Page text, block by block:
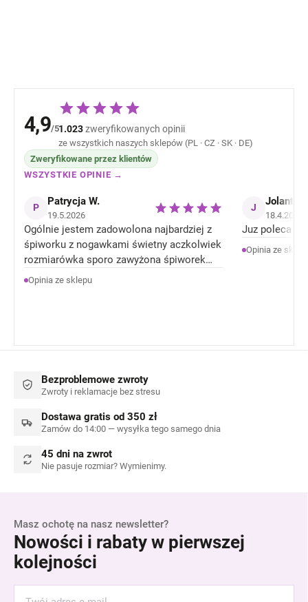
4,9/51.023zweryfikowanych opinii
ze wszystkich naszych sklepów (PL · CZ · SK · DE)
Zweryfikowane przez klientów
WSZYSTKIE OPINIE →
P Patrycja W.
19.5.2026
Ogólnie jestem zadowolona najbardziej z
śpiworku z nogawkami świetny aczkolwiek
rozmiarówka sporo zawyżona śpiworek
rozmiar 92 jest jak 104 rozmiar . Ale
Opinia ze sklepu
J Jolanta
18.4.2026
Juz poleca
Opinia ze
Bezproblemowe zwroty
Zwroty i reklamacje bez stresu
Dostawa gratis od 350 zł
Zamów do 14:00 — wysyłka tego samego dnia
45 dni na zwrot
Nie pasuje rozmiar? Wymienimy.
Masz ochotę na nasz newsletter?
Nowości i rabaty w pierwszej
kolejności